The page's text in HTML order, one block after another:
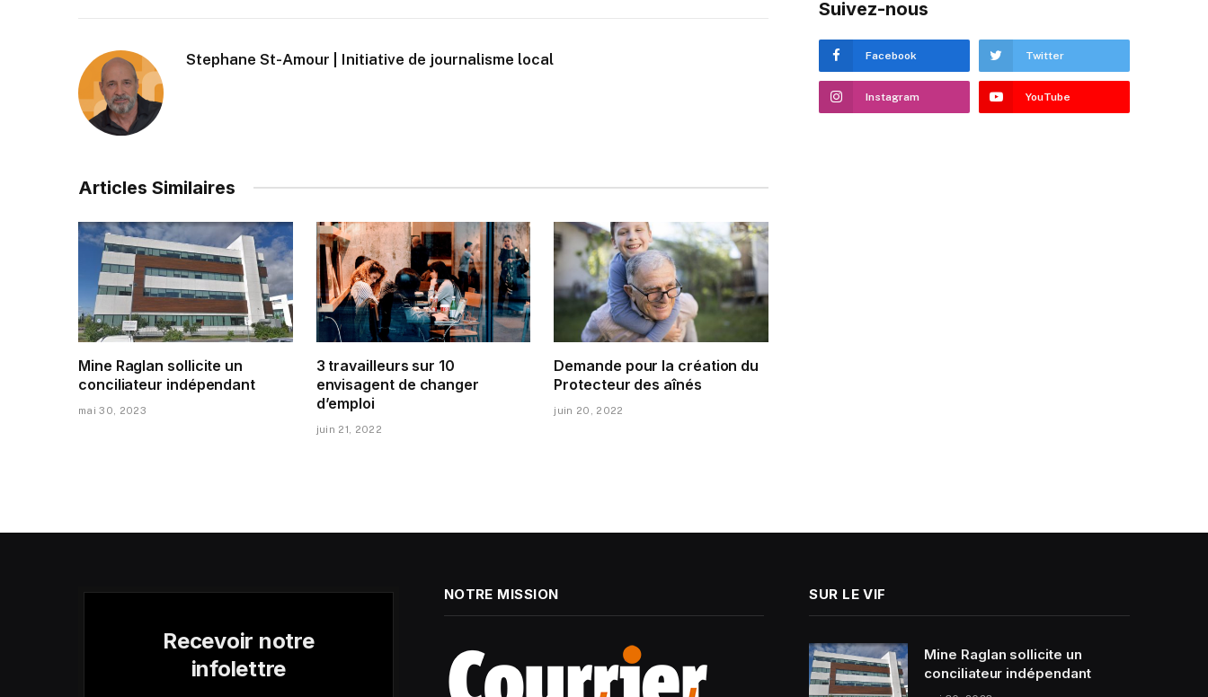
Stephane St-Amour | Initiative de journalisme local
Articles Similaires
Mine Raglan sollicite un
conciliateur indépendant
mai 30, 2023
3 travailleurs sur 10
envisagent de changer
d’emploi
juin 21, 2022
Demande pour la création du
Protecteur des aînés
juin 20, 2022
Suivez-nous
Facebook Twitter
Instagram YouTube
Recevoir notre
infolettre
NOTRE MISSION SUR LE VIF
Mine Raglan sollicite un
conciliateur indépendant